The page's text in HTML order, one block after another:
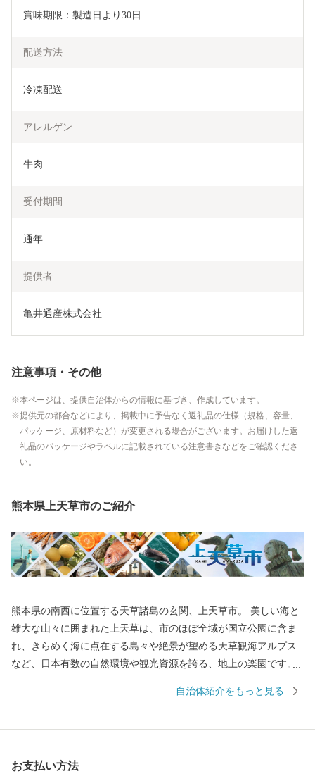
賞味期限：製造日より30日
配送方法
冷凍配送
アレルゲン
牛肉
受付期間
通年
提供者
亀井通産株式会社
注意事項・その他
本ページは、提供自治体からの情報に基づき、作成しています。
提供元の都合などにより、掲載中に予告なく返礼品の仕様（規格、容量、
パッケージ、原材料など）が変更される場合がございます。お届けした返
礼品のパッケージやラベルに記載されている注意書きなどをご確認くださ
い。
熊本県上天草市のご紹介
熊本県の南西に位置する天草諸島の玄関、上天草市。 美しい海と
雄大な山々に囲まれた上天草は、市のほぼ全域が国立公園に含ま
れ、きらめく海に点在する島々や絶景が望める天草観海アルプス
など、日本有数の自然環境や観光資源を誇る、地上の楽園です。
な大地に育まれる至高の食材。 壮大な歴史や天然温泉に抱かれる
自治体紹介をもっと見る
お支払い方法